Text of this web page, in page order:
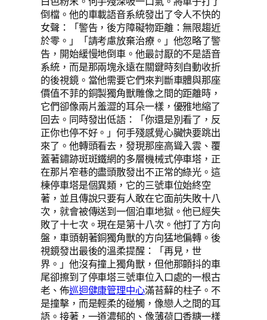
倒檔。他的車載語音系統發出了令人不快的
女聲：「警告，後方障礙物距離：無限趨近
於零。」「請考慮放棄治療。」他忽略了警
告，開始緩慢地倒車。他最討厭的不是語音
系統，而是那兩塊永遠在關鍵時刻自動收折
的後視鏡。當他需要它們來判斷車體與那座
價值不菲的銅製獨角獸雕像之間的距離時，
它們卻像兩片羞澀的耳朵一樣，優雅地縮了
回去。同時發出低語：「你還是別看了，反
正你也停不好。」何手殘感覺心臟快要跳出
來了。他轉頭看去，發現那座高聳入雲、覆
蓋著鏽跡斑斑鐵網的多層機械式停車塔，正
在那片窄巷的盡頭散發出不正常的綠光。這
棟停車塔是個異類，它的三號車位始終空
著，並且傳說只要有人敢在它面前失敗十八
次，就會被傳送到一個泊車地獄。他已經失
敗了十七次。現在是第十八次。他打了方向
盤，車頭朝著銅獨角獸的方向猛地偏轉。後
視鏡發出最後的溫柔提醒：「再見，世
界。」他沒有撞上獨角獸，但他那顫抖的車
尾卻擦到了停車塔三號車位入口處的一根古
老、佈巡迴健康管理中心滿苔蘚的柱子。不
是撞擊，而是輕柔的碰觸，像戀人之間的耳
語。接著，一道濃郁的、像薄荷口香糖一樣